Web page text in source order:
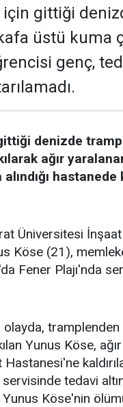
gittiği
üstü kuma
genç,
denizde
ağır
hastanede
Üniversitesi
Köse (21),
Fener Plajı'nda
Yunus Köse, ağır
tedavi
Köse'nin ölümü